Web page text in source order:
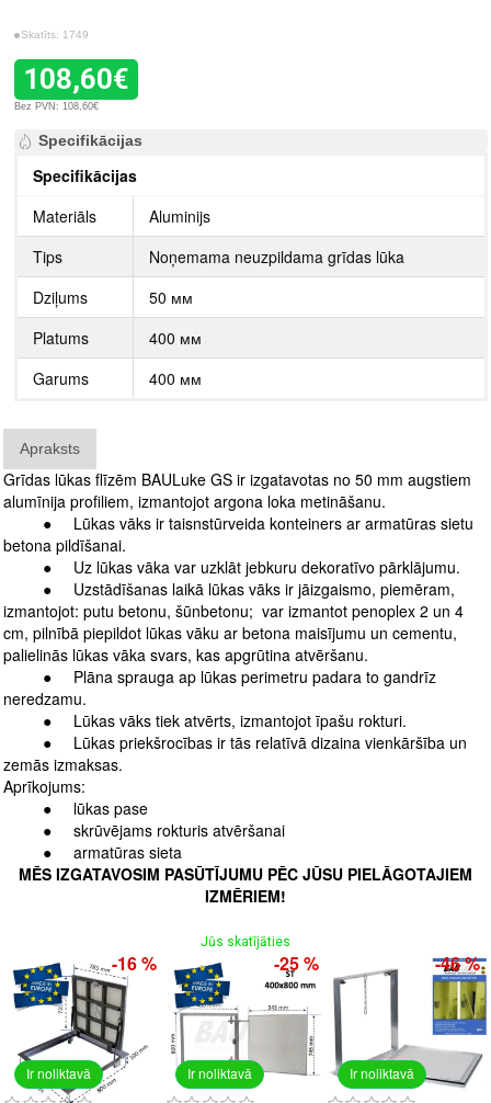
Skatīts: 1749
108,60€
Bez PVN: 108,60€
Specifikācijas
Specifikācijas
Materiāls
Aluminijs
Tips
Noņemama neuzpildama grīdas lūka
Dziļums
50 мм
Platums
400 мм
Garums
400 мм
Apraksts
Grīdas lūkas flīzēm BAULuke GS ir izgatavotas no 50 mm augstiem
alumīnija profiliem, izmantojot argona loka metināšanu.
●
Lūkas vāks ir taisnstūrveida konteiners ar armatūras sietu
betona pildīšanai.
●
Uz lūkas vāka var uzklāt jebkuru dekoratīvo pārklājumu.
●
Uzstādīšanas laikā lūkas vāks ir jāizgaismo, piemēram,
izmantojot: putu betonu, šūnbetonu; var izmantot penoplex 2 un 4
cm, pilnībā piepildot lūkas vāku ar betona maisījumu un cementu,
palielinās lūkas vāka svars, kas apgrūtina atvēršanu.
●
Plāna sprauga ap lūkas perimetru padara to gandrīz
neredzamu.
●
Lūkas vāks tiek atvērts, izmantojot īpašu rokturi.
● Lūkas priekšrocības ir tās relatīvā dizaina vienkāršība un
zemās izmaksas.
Aprīkojums:
●
lūkas pase
●
skrūvējams rokturis atvēršanai
●
armatūras sieta
MĒS IZGATAVOSIM PASŪTĪJUMU PĒC JŪSU PIELĀGOTAJIEM
IZMĒRIEM!
Jūs skatījāties
Ir noliktavā
-16 %
Ir noliktavā
-25 %
Ir noliktavā
-46 %